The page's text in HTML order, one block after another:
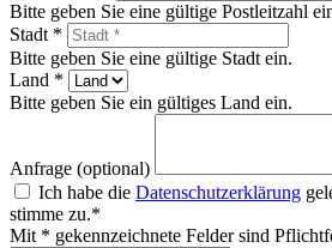
Bitte geben Sie eine gültige Postleitzahl
Stadt *
Bitte geben Sie eine gültige Stadt ein.
Land *
Bitte geben Sie ein gültiges Land ein.
Anfrage (optional)
Ich habe die Datenschutzerklärung
stimme zu.*
Mit * gekennzeichnete Felder sind